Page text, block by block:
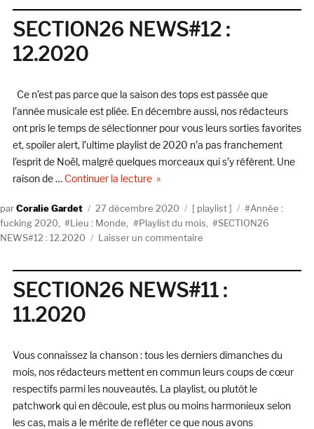
New
Clear
Artists)
SECTION26 NEWS#12 :
12.2020
Ce n’est pas parce que la saison des tops est passée que
l’année musicale est pliée. En décembre aussi, nos rédacteurs
ont pris le temps de sélectionner pour vous leurs sorties favorites
et, spoiler alert, l’ultime playlist de 2020 n’a pas franchement
l’esprit de Noël, malgré quelques morceaux qui s’y réfèrent. Une
raison de … Continuer la lecturede « SECTION26 NEWS#12 :
AuteurCoralie Gardet
Publié
le
27 décembre 2020 Catégories
playlist Étiquettes
Année :
fucking 2020
Lieu : Monde Playlist du mois
SECTION26
NEWS#12 : 12.2020
Laisser un commentaire
:
12.2020
SECTION26 NEWS#11 :
11.2020
Vous connaissez la chanson : tous les derniers dimanches du
mois, nos rédacteurs mettent en commun leurs coups de cœur
respectifs parmi les nouveautés. La playlist, ou plutôt le
patchwork qui en découle, est plus ou moins harmonieux selon
les cas, mais a le mérite de refléter ce que nous avons